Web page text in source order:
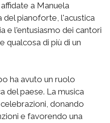
a Manuela
del pianoforte, l'acustica
e l'entusiasmo dei cantori
qualcosa di più di un
ha avuto un ruolo
del paese. La musica
donando
e favorendo una